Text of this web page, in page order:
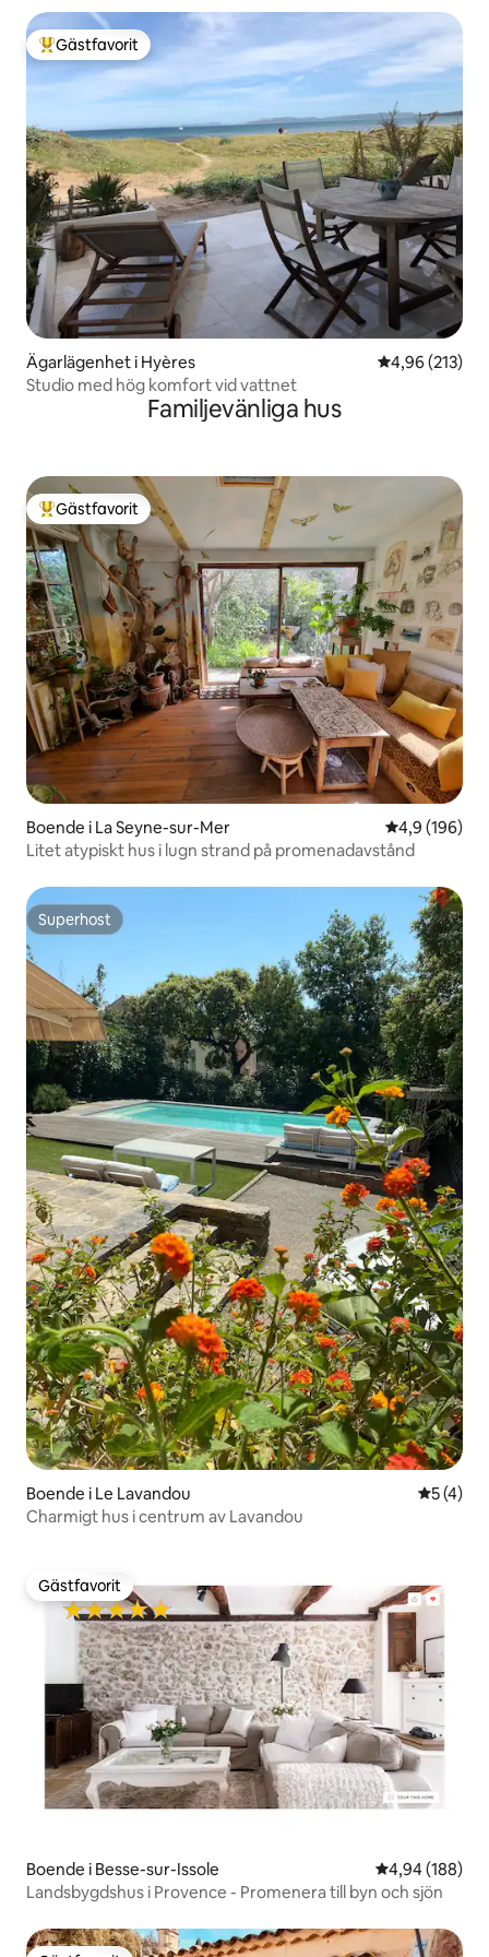
Populär gästfavorit
Gästfavorit
Ägarlägenhet i Hyères 4,96 av 5 i
4,96 (213)
Studio med hög komfort vid vattnet
Familjevänliga hus
Populär gästfavorit
Gästfavorit
Boende i La Seyne-sur-Mer 4,9 av 5 i
4,9 (196)
Litet atypiskt hus i lugn strand på promenadavstånd
Superhost
Superhost
Boende i Le Lavandou 5 av 5 i
5 (4)
Charmigt hus i centrum av Lavandou
Gästfavorit
Gästfavorit
Boende i Besse-sur-Issole 4,94 av 5 i
4,94 (188)
Landsbygdshus i Provence - Promenera till byn och sjön